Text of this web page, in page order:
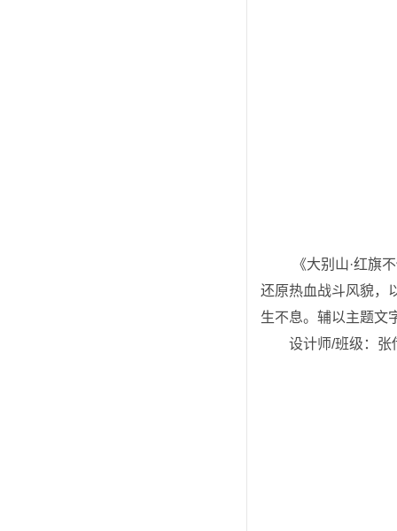
还原热血战斗风貌，
生不息。辅以主题文
设计师/班级：张